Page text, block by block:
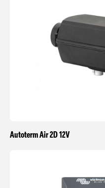
Autoterm Air 2D 12V